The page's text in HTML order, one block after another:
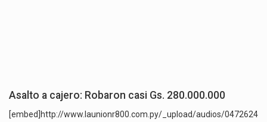
Asalto a cajero: Robaron casi Gs. 280.000.000
[embed]http://www.launionr800.com.py/_upload/audios/0472624